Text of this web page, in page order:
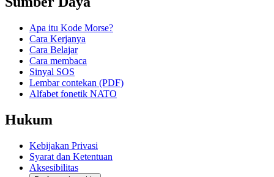
Apa itu Kode Morse?
Cara Kerjanya
Cara Belajar
Cara membaca
Sinyal SOS
Lembar contekan (PDF)
Alfabet fonetik NATO
Hukum
Kebijakan Privasi
Syarat dan Ketentuan
Aksesibilitas